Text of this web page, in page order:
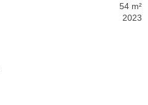
54 m²
2023